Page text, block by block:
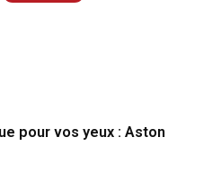
pour vos yeux : Aston